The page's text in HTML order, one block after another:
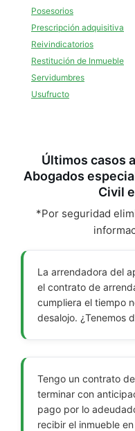
Posesorios
Prescripción adquisitiva
Reivindicatorios
Restitución de Inmueble
Servidumbres
Usufructo
Últimos casos
Abogados
Civil
*Por seguridad
La arrendadora del
el contrato de
cumpliera el tiempo
desalojo. ¿Tenemos
Tengo un contrato
terminar con
pago por lo
recibir el inmueble